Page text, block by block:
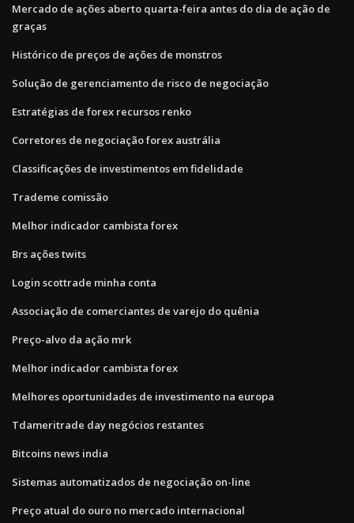
Mercado de ações aberto quarta-feira antes do dia de ação de
graças
Histórico de preços de ações de monstros
Solução de gerenciamento de risco de negociação
Estratégias de forex recursos renko
Corretores de negociação forex austrália
Classificações de investimentos em fidelidade
Trademe comissão
Melhor indicador cambista forex
Brs ações twits
Login scottrade minha conta
Associação de comerciantes de varejo do quênia
Preço-alvo da ação mrk
Melhor indicador cambista forex
Melhores oportunidades de investimento na europa
Tdameritrade day negócios restantes
Bitcoins news india
Sistemas automatizados de negociação on-line
Preço atual do ouro no mercado internacional